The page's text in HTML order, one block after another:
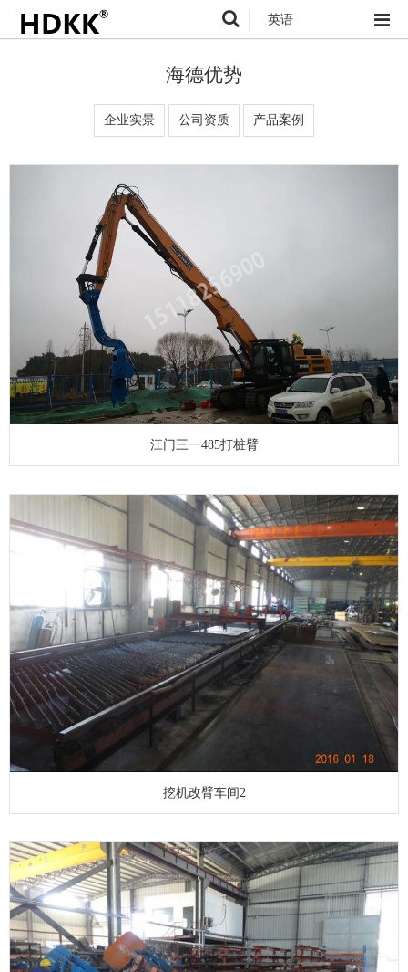
英语
海德优势
企业实景 公司资质 产品案例
江门三一485打桩臂
挖机改臂车间2